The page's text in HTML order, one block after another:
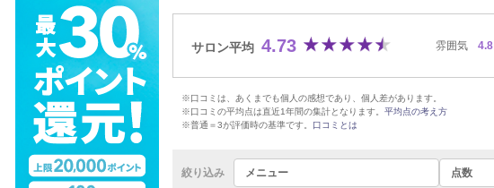
サロン平均 4.73 雰囲気 4.8
※口コミは、あくまでも個人の感想であり、個人差があります。
※口コミの平均点は直近1年間の集計となります。 平均点の考え方
※普通＝3が評価時の基準です。 口コミとは
絞り込み メニュー 点数